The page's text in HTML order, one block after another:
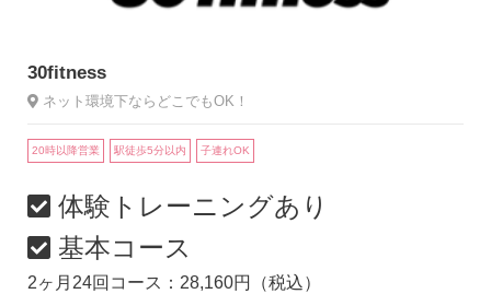
30fitness
ネット環境下ならどこでもOK！
20時以降営業 駅徒歩5分以内 子連れOK
体験トレーニングあり
基本コース
2ヶ月24回コース：28,160円（税込）